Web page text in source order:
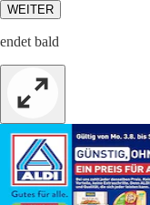
WEITER
endet bald